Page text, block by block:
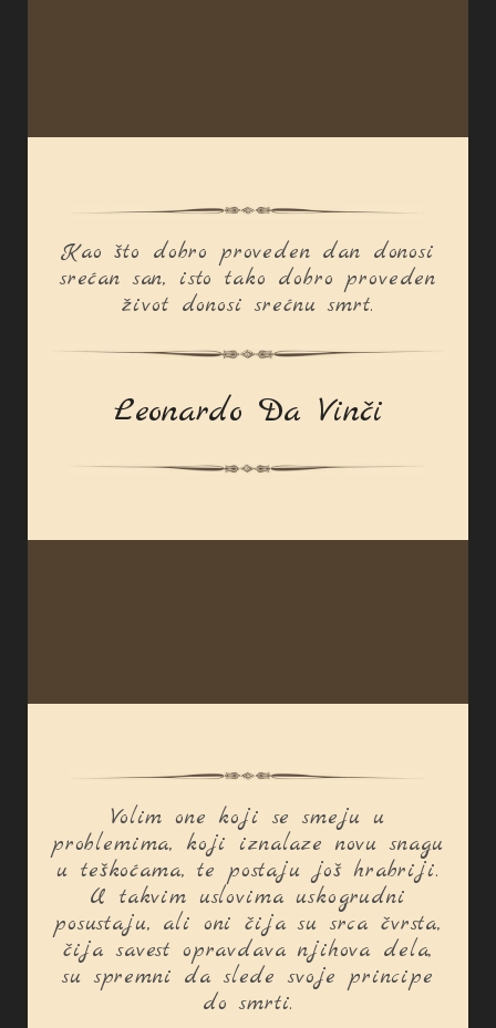
Kao što dobro proveden dan donosi
srećan san, isto tako dobro proveden
život donosi srećnu smrt.
Leonardo Da Vinči
Volim one koji se smeju u
problemima, koji iznalaze novu snagu
u teškoćama, te postaju još hrabriji.
U takvim uslovima uskogrudni
posustaju, ali oni čija su srca čvrsta,
čija savest opravdava njihova dela,
su spremni da slede svoje principe
do smrti.